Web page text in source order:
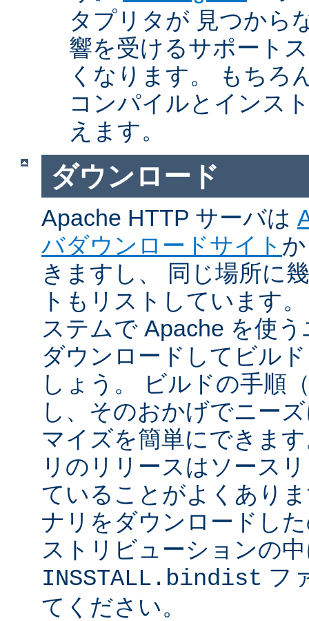
タプリタが 見つから
響を受けるサポート
くなります。 もちろ
コンパイルとインス
えます。
ダウンロード
Apache HTTP サーバは
バダウンロードサイト
きますし、 同じ場所に
トもリストしています
ステムで Apache を使
ダウンロードしてビル
しょう。 ビルドの手順
し、そのおかげでニー
マイズを簡単にできま
リのリリースはソース
ていることがよくあり
ナリをダウンロードし
ストリビューションの
INSSTALL.bindist フ
てください。